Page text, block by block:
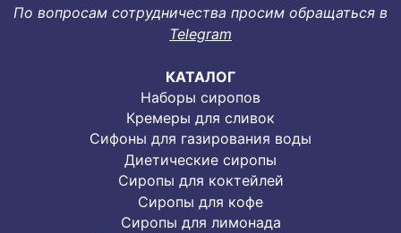
По вопросам сотрудничества просим обращаться в
Telegram
КАТАЛОГ
Наборы сиропов
Кремеры для сливок
Сифоны для газирования воды
Диетические сиропы
Сиропы для коктейлей
Сиропы для кофе
Сиропы для лимонада